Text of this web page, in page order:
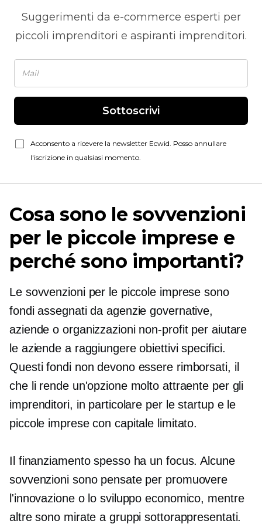
Suggerimenti da e-commerce esperti per
piccoli imprenditori e aspiranti imprenditori.
Sottoscrivi
Acconsento a ricevere la newsletter Ecwid. Posso annullare
l'iscrizione in qualsiasi momento.
Cosa sono le sovvenzioni
per le piccole imprese e
perché sono importanti?
Le sovvenzioni per le piccole imprese sono
fondi assegnati da agenzie governative,
aziende o organizzazioni non-profit per aiutare
le aziende a raggiungere obiettivi specifici.
Questi fondi non devono essere rimborsati, il
che li rende un'opzione molto attraente per gli
imprenditori, in particolare per le startup e le
piccole imprese con capitale limitato.
Il finanziamento spesso ha un focus. Alcune
sovvenzioni sono pensate per promuovere
l'innovazione o lo sviluppo economico, mentre
altre sono mirate a gruppi sottorappresentati.